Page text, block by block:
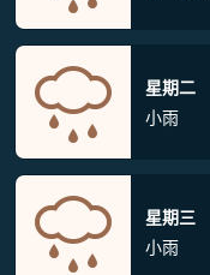
星期二
小雨
星期三
小雨